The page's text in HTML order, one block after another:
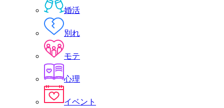
婚活
別れ
モテ
心理
イベント